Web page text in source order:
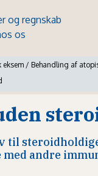
og regnskab
os
eksem / Behandling af
til
med andre